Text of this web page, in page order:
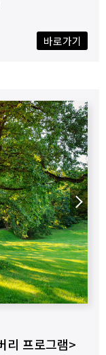
바로가기
▶
리 프로그램>